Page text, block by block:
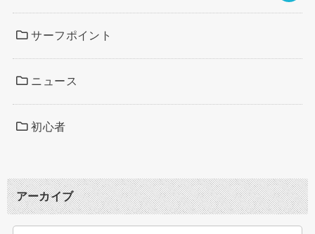
サーフポイント
ニュース
初心者
アーカイブ